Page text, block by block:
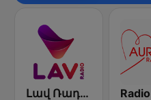
Լավ Ռադիո (Lav Radio)